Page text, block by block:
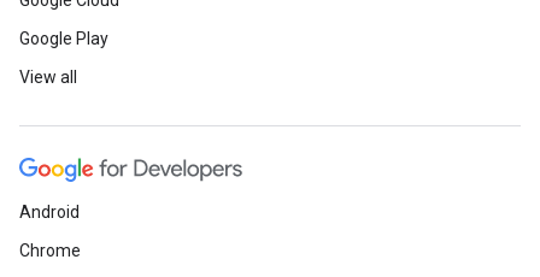
Google Play
View all
Android
Chrome